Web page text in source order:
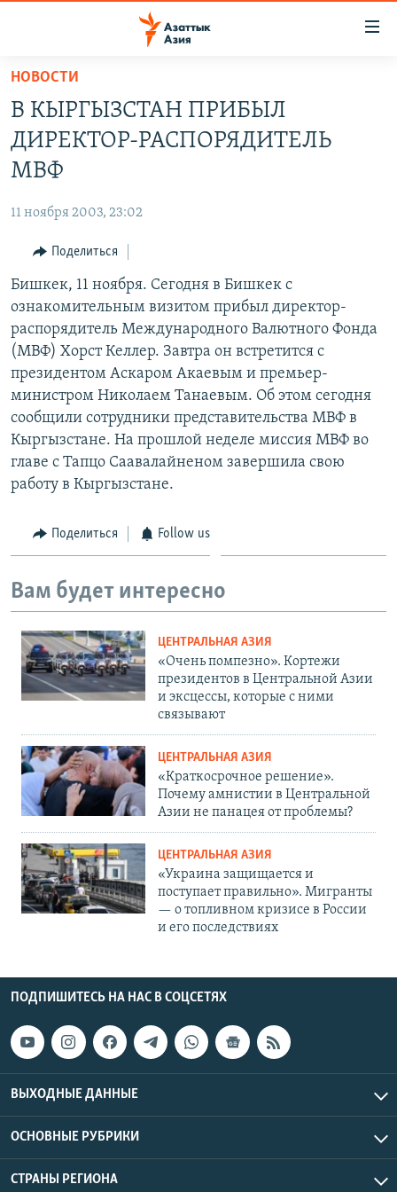
Вернуться
основному
содержанию
Вернутся
главной
навигации
Вернутся
поиску
КЫРГЫЗСТАН
ТАДЖИКИСТАН
ВОЙНА В УКРАИНЕ
ҚАЗАҚША
КЫРГЫЗЧА
ЎЗБЕКЧА
TÜRKMENÇE
Все сайты РСЕ/РС
НОВОСТИ
В КЫРГЫЗСТАН ПРИБЫЛ
ДИРЕКТОР-РАСПОРЯДИТЕЛЬ
МВФ
11 ноября 2003, 23:02
Поделиться
Бишкек, 11 ноября. Сегодня в Бишкек с
ознакомительным визитом прибыл директор-
распорядитель Международного Валютного Фонда
(МВФ) Хорст Келлер. Завтра он встретится с
президентом Аскаром Акаевым и премьер-
министром Николаем Танаевым. Об этом сегодня
сообщили сотрудники представительства МВФ в
Кыргызстане. На прошлой неделе миссия МВФ во
главе с Тапцо Саавалайненом завершила свою
работу в Кыргызстане.
Поделиться Follow us
Вам будет интересно
ЦЕНТРАЛЬНАЯ АЗИЯ
«Очень помпезно». Кортежи
президентов в Центральной Азии
и эксцессы, которые с ними
связывают
ЦЕНТРАЛЬНАЯ АЗИЯ
«Краткосрочное решение».
Почему амнистии в Центральной
Азии не панацея от проблемы?
ЦЕНТРАЛЬНАЯ АЗИЯ
«Украина защищается и
поступает правильно». Мигранты
— о топливном кризисе в России
и его последствиях
ПОДПИШИТЕСЬ НА НАС В СОЦСЕТЯХ
ВЫХОДНЫЕ ДАННЫЕ
ОСНОВНЫЕ РУБРИКИ
СТРАНЫ РЕГИОНА